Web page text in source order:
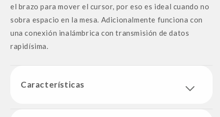
el brazo para mover el cursor, por eso es ideal cuando no
sobra espacio en la mesa. Adicionalmente funciona con
una conexión inalámbrica con transmisión de datos
rapidísima.
Características